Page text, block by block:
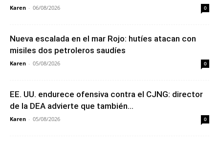
Karen - 06/08/2026 0
Nueva escalada en el mar Rojo: hutíes atacan con
misiles dos petroleros saudíes
Karen - 05/08/2026 0
EE. UU. endurece ofensiva contra el CJNG: director
de la DEA advierte que también...
Karen - 05/08/2026 0